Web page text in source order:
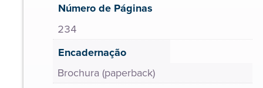
Número de Páginas
234
Encadernação
Brochura (paperback)